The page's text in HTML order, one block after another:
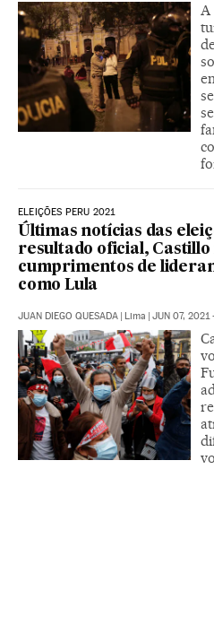
A
ELEIÇÕES PERU 2021
Últimas notícias das
resultado oficial, Castillo
cumprimentos de
como Lula
JUAN DIEGO QUESADA | Lima | JUN 07, 2021